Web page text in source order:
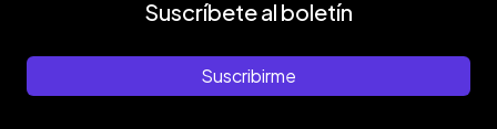
Suscríbete al boletín
Suscribirme